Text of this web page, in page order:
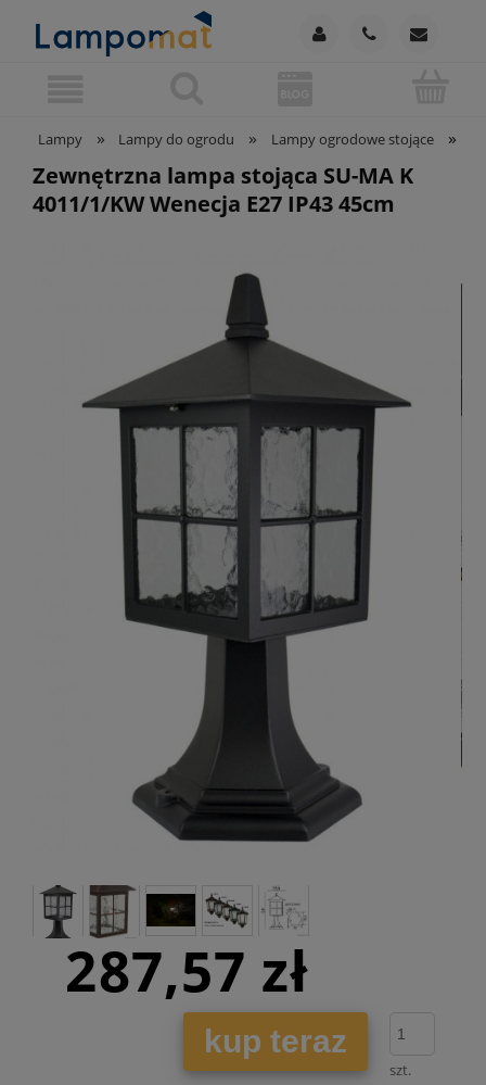
Lampy » Lampy do ogrodu » Lampy ogrodowe stojące »
Zewnętrzna lampa stojąca SU-MA K
4011/1/KW Wenecja E27 IP43 45cm
287,57 zł
kup teraz
szt.